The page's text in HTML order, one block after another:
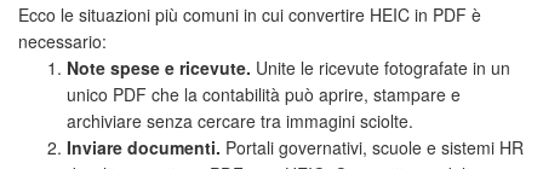
Ecco le situazioni più comuni in cui convertire HEIC in PDF è
necessario:
Note spese e ricevute. Unite le ricevute fotografate in un
unico PDF che la contabilità può aprire, stampare e
archiviare senza cercare tra immagini sciolte.
Inviare documenti. Portali governativi, scuole e sistemi HR